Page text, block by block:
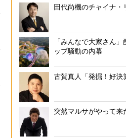
田代尚機のチャイナ・
「みんなで大家さん」
ップ騒動の内幕
古賀真人「発掘！好決
突然マルサがやって来